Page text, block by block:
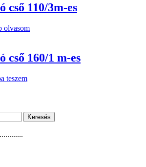
cső 110/3m-es
olvasom
cső 160/1 m-es
teszem